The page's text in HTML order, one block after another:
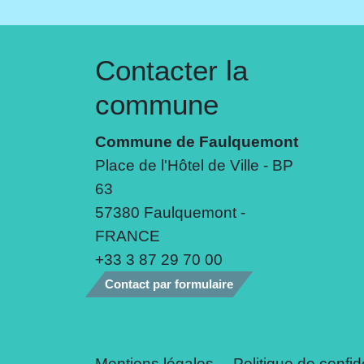
Contacter la
commune
Commune de Faulquemont
Place de l'Hôtel de Ville - BP
63
57380 Faulquemont -
FRANCE
+33 3 87 29 70 00
Contact par formulaire